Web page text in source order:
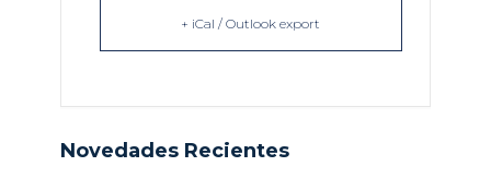
+ iCal / Outlook export
Novedades Recientes